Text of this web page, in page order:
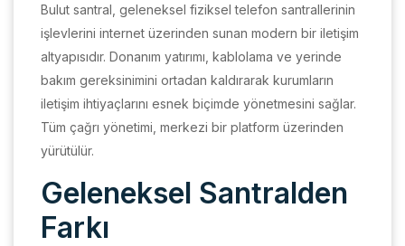
Bulut santral, geleneksel fiziksel telefon santrallerinin
işlevlerini internet üzerinden sunan modern bir iletişim
altyapısıdır. Donanım yatırımı, kablolama ve yerinde
bakım gereksinimini ortadan kaldırarak kurumların
iletişim ihtiyaçlarını esnek biçimde yönetmesini sağlar.
Tüm çağrı yönetimi, merkezi bir platform üzerinden
yürütülür.
Geleneksel Santralden
Farkı